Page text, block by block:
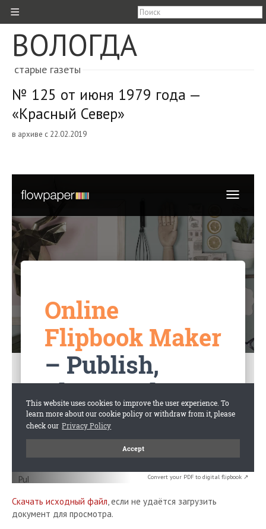
≡
ВОЛОГДА
старые газеты
№ 125 от июня 1979 года —
«Красный Север»
в архиве с 22.02.2019
Convert your PDF to digital flipbook ↗
Скачать исходный файл, если не удаётся загрузить
документ для просмотра.